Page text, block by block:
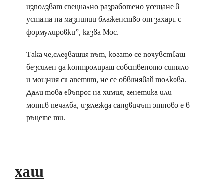
използват специално разработено усещане в
устата на мазнинии блаженство от захари с
формулировки”, казва Мос.
Така че,следващия път, когато се почувстваш
безсилен да контролираш собственото ситяло
и мощния си апетит, не се обвинявай толкова.
Дали това евъпрос на химия, генетика или
мотив печалба, изглежда сандвичът отново е в
ръцете ти.
хаш